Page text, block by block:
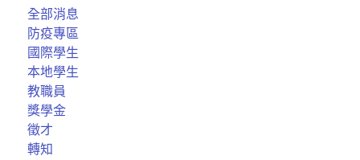
全部消息
防疫專區
國際學生
本地學生
教職員
獎學金
徵才
轉知